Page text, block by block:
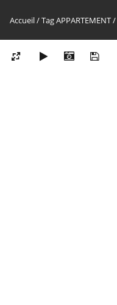
Accueil/TagAPPARTEMENT/